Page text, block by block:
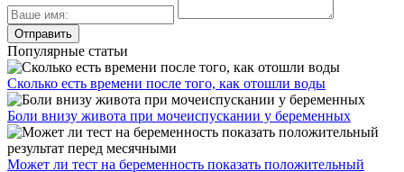
Популярные статьи
Сколько есть времени после того, как отошли воды
Боли внизу живота при мочеиспускании у беременных
Может ли тест на беременность показать положительный